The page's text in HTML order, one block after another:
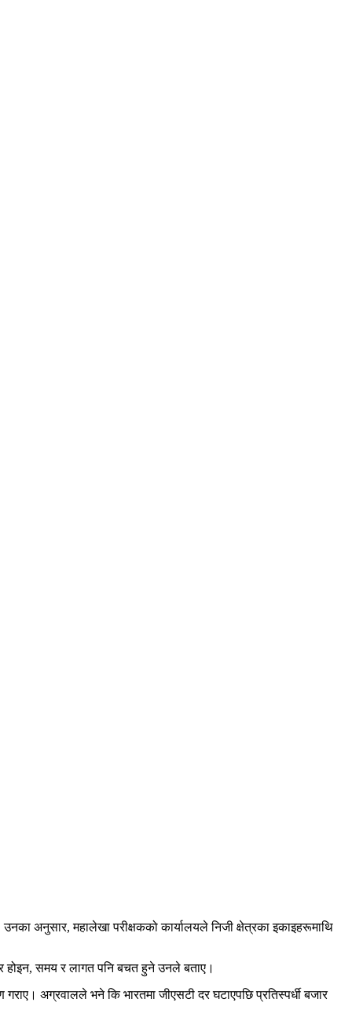
अनुसार, महालेखा परीक्षकको कार्यालयले निजी क्षेत्रका इकाइहरूमाथि
होइन, समय र लागत पनि बचत हुने उनले बताए।
गराए। अग्रवालले भने कि भारतमा जीएसटी दर घटाएपछि प्रतिस्पर्धी बजार